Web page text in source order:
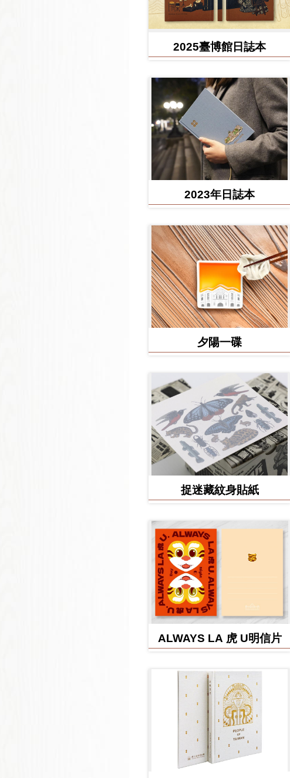
2025臺博館日誌本
2023年日誌本
夕陽一碟
捉迷藏紋身貼紙
ALWAYS LA 虎 U明信片